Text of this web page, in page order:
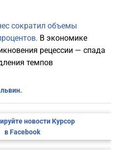
сократил объемы
В экономике
рецессии — спада
темпов
новости Курсор
в Facebook